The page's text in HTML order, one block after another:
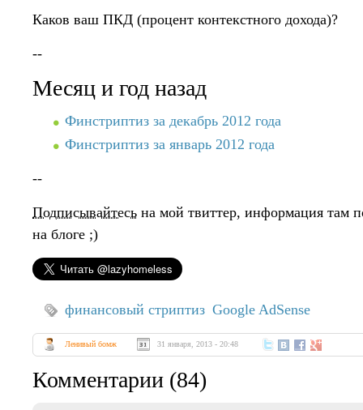
Каков ваш ПКД (процент контекстного дохода)?
--
Месяц и год назад
Финстриптиз за декабрь 2012 года
Финстриптиз за январь 2012 года
--
Подписывайтесь на мой твиттер, информация там
на блоге ;)
финансовый стриптиз Google AdSense
Ленивый бомж 31 января, 2013 - 20:48
Комментарии (84)